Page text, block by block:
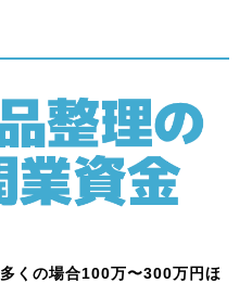
多くの場合100万〜300万円ほ